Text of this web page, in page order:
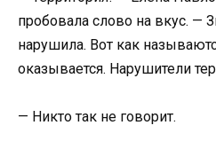
пробовала слово на вкус. —
нарушила. Вот как
оказывается. Нарушители
— Никто так не говорит.